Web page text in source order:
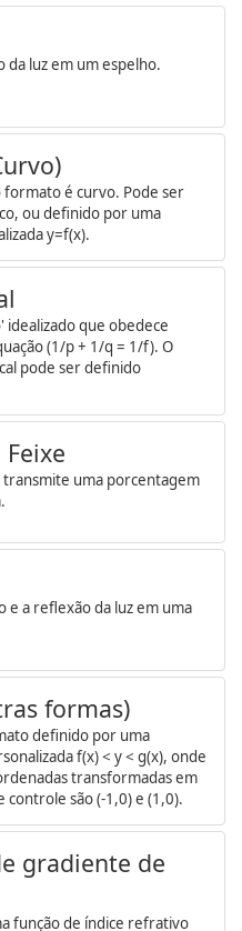
da luz em um espelho.
formato é curvo. Pode ser
ou definido por uma
y=f(x).
idealizado que obedece
(1/p + 1/q = 1/f). O
pode ser definido
transmite uma porcentagem
e a reflexão da luz em uma
formas)
definido por uma
f(x) < y < g(x), onde
transformadas em
controle são (-1,0) e (1,0).
gradiente de
função de índice refrativo